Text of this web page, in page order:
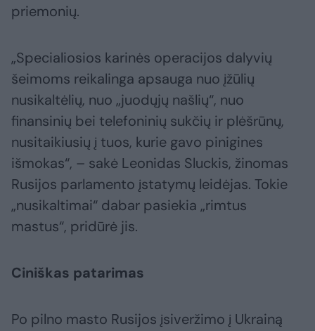
priemonių.
„Specialiosios karinės operacijos dalyvių
šeimoms reikalinga apsauga nuo įžūlių
nusikaltėlių, nuo „juodųjų našlių“, nuo
finansinių bei telefoninių sukčių ir plėšrūnų,
nusitaikiusių į tuos, kurie gavo pinigines
išmokas“, – sakė Leonidas Sluckis, žinomas
Rusijos parlamento įstatymų leidėjas. Tokie
„nusikaltimai“ dabar pasiekia „rimtus
mastus“, pridūrė jis.
Ciniškas patarimas
Po pilno masto Rusijos įsiveržimo į Ukrainą